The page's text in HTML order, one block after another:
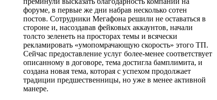
форуме, в первые же дни набрав несколько сотен
постов. Сотрудники Мегафона решили не оставаться в
стороне и, насоздавав фейковых аккаунтов, начали
толсто зеленеть на просторах темы и всячески
рекламировать «умопомрачающую скорость» этого ТП.
Сейчас предоставление услуг более-менее соответствует
описанному в договоре, тема достигла бамплимита, и
создана новая тема, которая с успехом продолжает
традиции предшественницы, но уже в менее активной
манере.